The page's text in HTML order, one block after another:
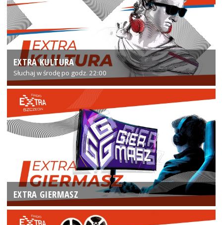
EXTRA KULTURA
Słuchaj w środę po godz. 22:00
EXTRA GIERMASZ